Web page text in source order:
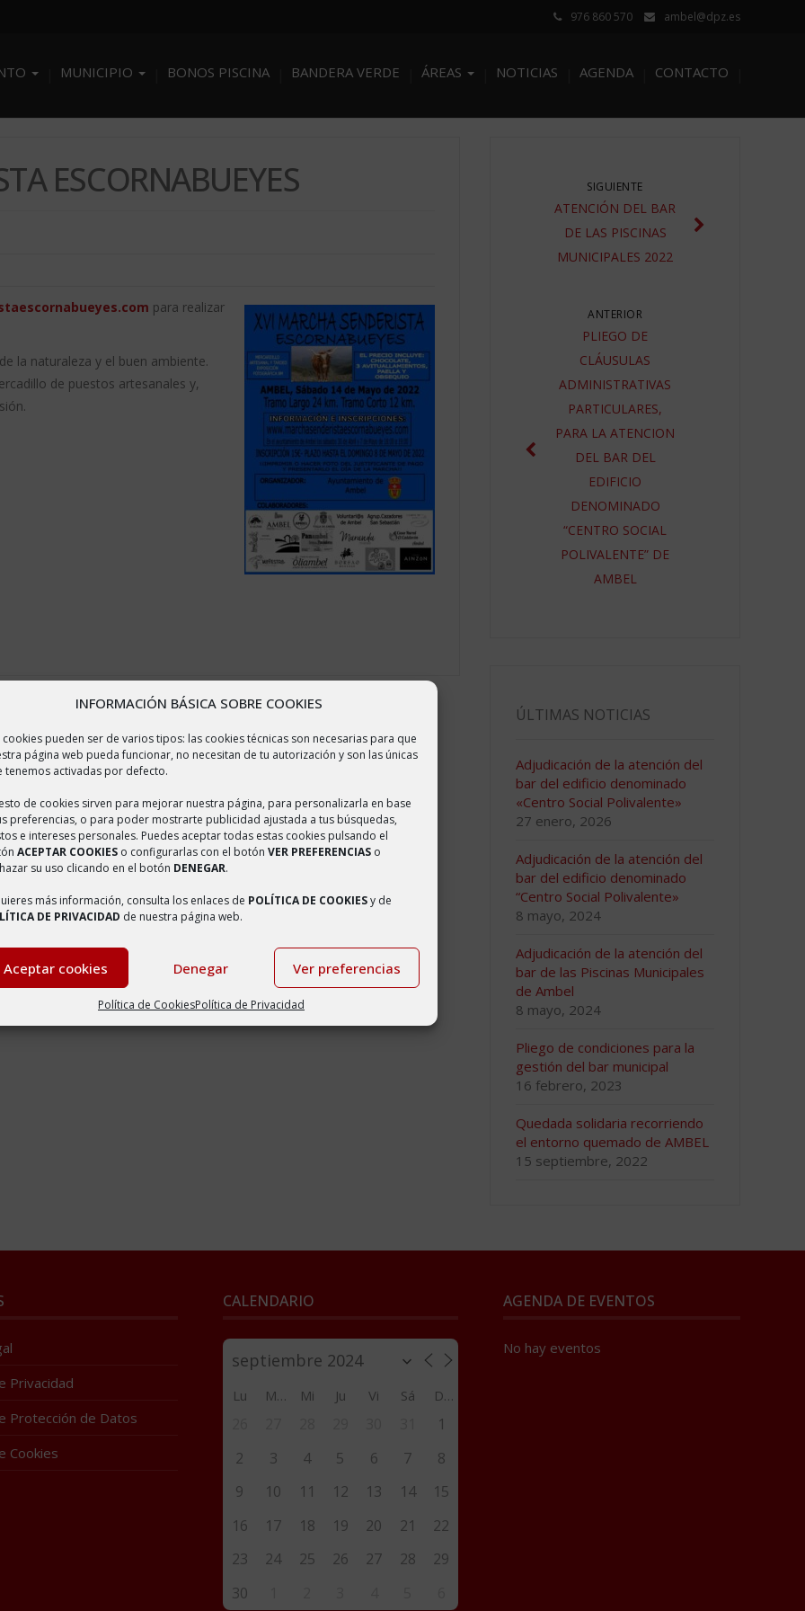
INFORMACIÓN BÁSICA SOBRE COOKIES
cookies pueden ser de varios tipos: las cookies técnicas son necesarias para que
página web pueda funcionar, no necesitan de tu autorización y son las únicas
tenemos activadas por defecto.
de cookies sirven para mejorar nuestra página, para personalizarla en base
preferencias, o para poder mostrarte publicidad ajustada a tus búsquedas,
e intereses personales. Puedes aceptar todas estas cookies pulsando el
ACEPTAR COOKIES o configurarlas con el botón VER PREFERENCIAS o
su uso clicando en el botón DENEGAR.
más información, consulta los enlaces de POLÍTICA DE COOKIESy de
DE PRIVACIDAD de nuestra página web.
Aceptar cookies Denegar Ver preferencias
Política de CookiesPolítica de Privacidad
976 860 570 ambel@dpz.es
MUNICIPIO BONOS PISCINA BANDERA VERDE ÁREAS NOTICIAS AGENDA CONTACTO
ESCORNABUEYES
para realizar
la naturaleza y el buen ambiente.
de puestos artesanales y,
SIGUIENTE
ATENCIÓN DEL BAR
DE LAS PISCINAS
MUNICIPALES 2022
ANTERIOR
PLIEGO DE
CLÁUSULAS
ADMINISTRATIVAS
PARTICULARES,
PARA LA ATENCION
DEL BAR DEL
EDIFICIO
DENOMINADO
“CENTRO SOCIAL
POLIVALENTE” DE
AMBEL
ÚLTIMAS NOTICIAS
Adjudicación de la atención del
bar del edificio denominado
«Centro Social Polivalente»
27 enero, 2026
Adjudicación de la atención del
bar del edificio denominado
“Centro Social Polivalente»
8 mayo, 2024
Adjudicación de la atención del
bar de las Piscinas Municipales
de Ambel
8 mayo, 2024
Pliego de condiciones para la
gestión del bar municipal
16 febrero, 2023
Quedada solidaria recorriendo
el entorno quemado de AMBEL
15 septiembre, 2022
Privacidad
Protección de Datos
Cookies
CALENDARIO
Lu Ma Mi Ju Vi Sá Do
1
2
3 4 5 6 7
8
9
10 11 12 13 14
15
16
17 18 19 20 21
22
23
24 25 26 27 28
29
30
AGENDA DE EVENTOS
No hay eventos